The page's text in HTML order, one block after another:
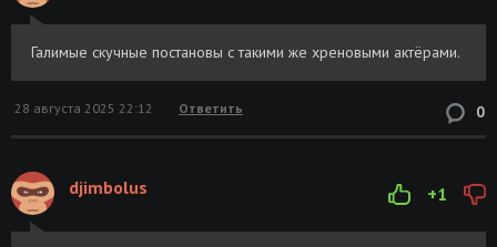
Галимые скучные постановы с такими же хреновыми актёрами.
0
28 августа 2025 22:12 Ответить
+1
djimbolus